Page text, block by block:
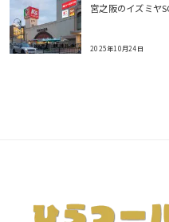
宮之阪のイズミヤ
2025年10月24日